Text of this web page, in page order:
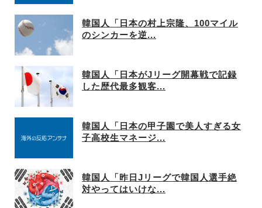
韓国人「日本の村上宗隆、100マイル
のシンカーを逆...
韓国人「日本がJリーグ開幕戦で記録
した歴代最多観客...
韓国人「日本の甲子園で美人すぎる女
子高校生マネージ...
韓国人「昨日Jリーグで韓国人選手絶
対やってはいけな...